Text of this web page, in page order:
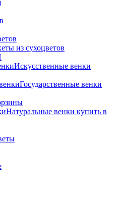
из сухоцветов
Искусственные венки
Государственные венки
Натуральные венки купить в